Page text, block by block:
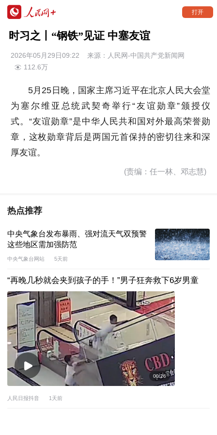
打开
时习之丨“钢铁”见证 中塞友谊
2026年05月29日09:22 来源： 人民网-中国共产党新闻网
112.6万
5月25日晚，国家主席习近平在北京人民大会堂
为塞尔维亚总统武契奇举行“友谊勋章”颁授仪
式。“友谊勋章”是中华人民共和国对外最高荣誉勋
章，这枚勋章背后是两国元首保持的密切往来和深
厚友谊。
(责编：任一林、邓志慧)
热点推荐
中央气象台发布暴雨、强对流天气双预警
这些地区需加强防范
中央气象台网站 5天前
“再晚几秒就会夹到孩子的手！”男子狂奔救下6岁男童
00:26
人民日报抖音 1天前